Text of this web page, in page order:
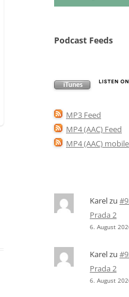
Podcast Feeds
MP3 Feed
MP4 (AAC) Feed
MP4 (AAC)
Karelzu
Prada 2
6. August
Karelzu
Prada 2
6. August